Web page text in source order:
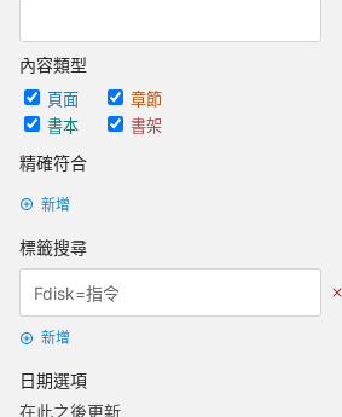
內容類型
頁面
章節
書本
書架
精確符合
新增
標籤搜尋
新增
日期選項
在此之後更新